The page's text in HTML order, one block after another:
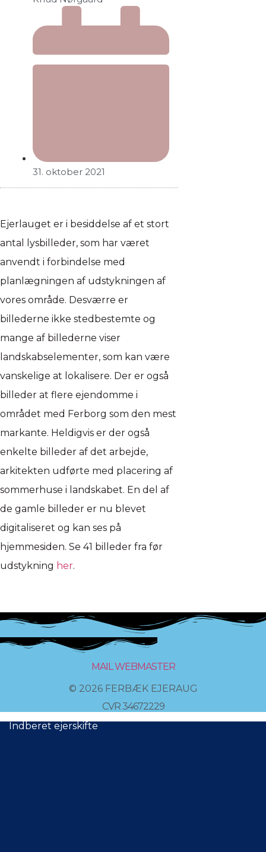
31. oktober 2021
Ejerlauget er i besiddelse af et stort
antal lysbilleder, som har været
anvendt i forbindelse med
planlægningen af udstykningen af
vores område. Desværre er
billederne ikke stedbestemte og
mange af billederne viser
landskabselementer, som kan være
vanskelige at lokalisere. Der er også
billeder at flere ejendomme i
området med Ferborg som den mest
markante. Heldigvis er der også
enkelte billeder af det arbejde,
arkitekten udførte med placering af
sommerhuse i landskabet. En del af
de gamle billeder er nu blevet
digitaliseret og kan ses på
hjemmesiden. Se 41 billeder fra før
udstykning her.
MAIL WEBMASTER
© 2026 FERBÆK EJERAUG
CVR 34672229
Indberet ejerskifte